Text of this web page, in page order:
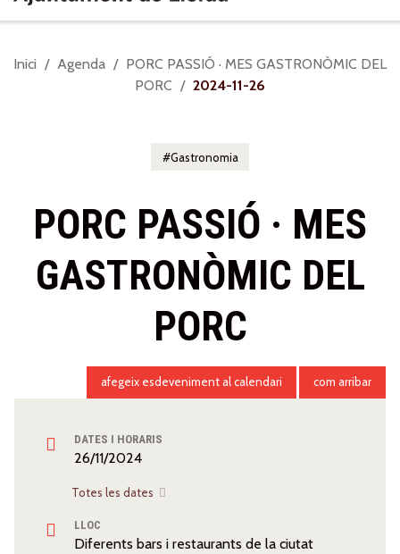
Sou
Inici Agenda
PORC PASSIÓ · MES GASTRONÒMIC DEL
PORC
2024-11-26
Gastronomia
PORC PASSIÓ · MES
GASTRONÒMIC DEL
PORC
DATES I HORARIS
26/11/2024
Totes les dates
LLOC
Diferents bars i restaurants de la ciutat
afegeix esdeveniment al calendari com arribar